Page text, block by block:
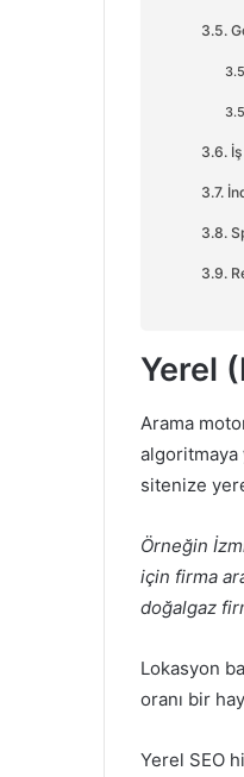
Yerel
Arama
algoritmaya
sitenize
Örneğin
için firma
doğalgaz
Lokasyon
oranı bir
Yerel SEO